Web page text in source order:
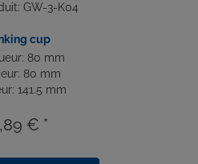
GW-3-K04
cup
80 mm
80 mm
141.5 mm
€ *